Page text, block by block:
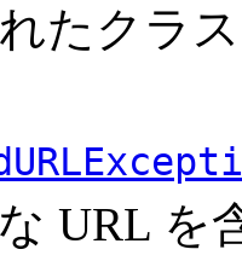
たクラ
URL を